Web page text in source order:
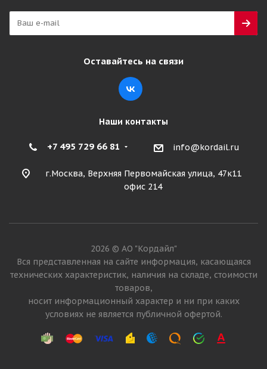
Оставайтесь на связи
Наши контакты
+7 495 729 66 81 info@kordail.ru
г.Москва, Верхняя Первомайская улица, 47к11
офис 214
2026 © АО "Кордайл"
Вся представленная на сайте информация, касающаяся
технических характеристик, наличия на складе, стоимости
товаров,
носит информационный характер и ни при каких
условиях не является публичной офертой.